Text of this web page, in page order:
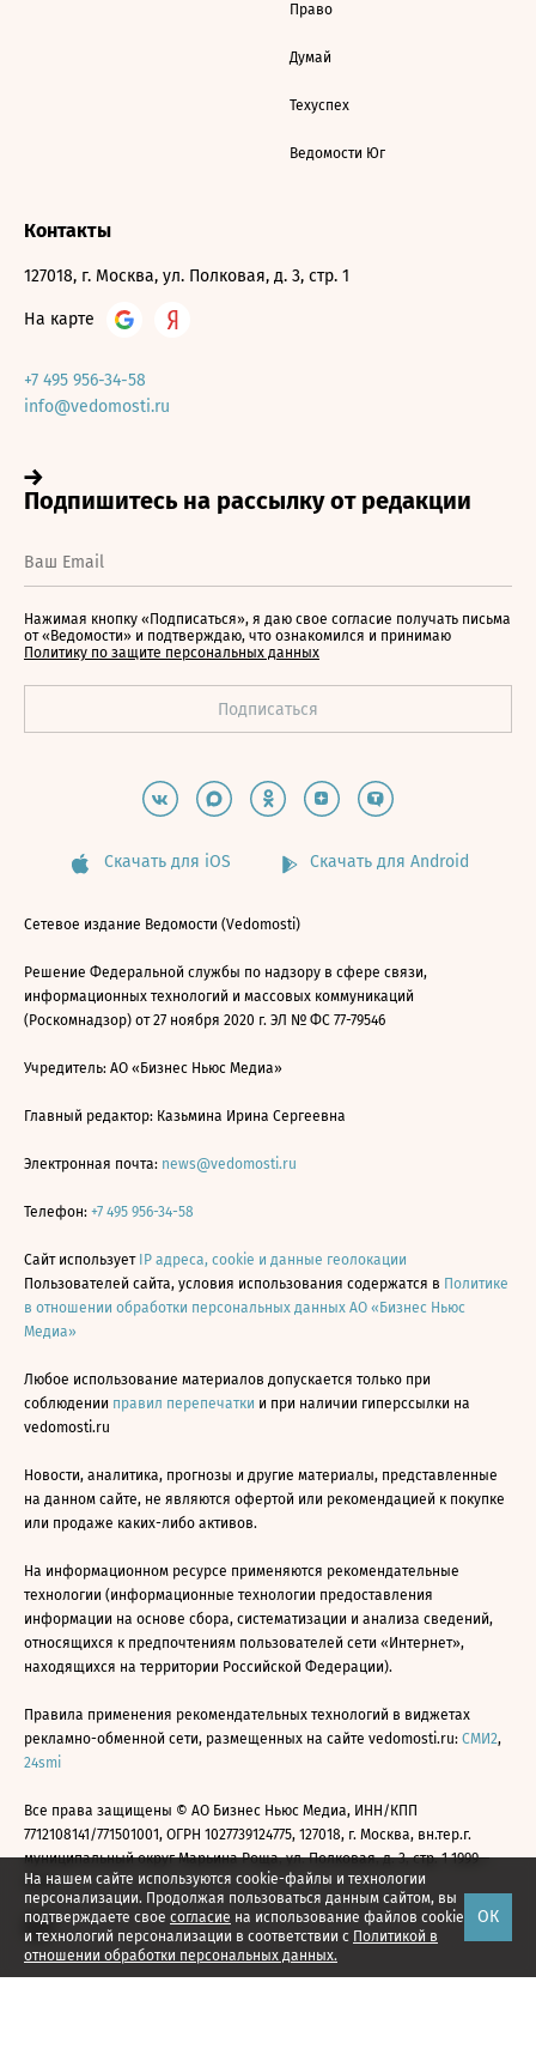
На нашем сайте используются cookie-файлы и технологии
персонализации. Продолжая пользоваться данным сайтом, вы
подтверждаете свое согласие на использование файлов cookie
и технологий персонализации в соответствии с Политикой в
отношении обработки персональных данных.
ОК
Право
Думай
Техуспех
Ведомости Юг
Контакты
127018, г. Москва, ул. Полковая, д. 3, стр. 1
На карте
+7 495 956-34-58
info@vedomosti.ru
Нажимая кнопку «Подписаться», я даю свое согласие получать письма
от «Ведомости» и подтверждаю, что ознакомился и принимаю
Политику по защите персональных данных
Скачать для iOS Скачать для Android
Сетевое издание Ведомости (Vedomosti)
Решение Федеральной службы по надзору в сфере связи,
информационных технологий и массовых коммуникаций
(Роскомнадзор) от 27 ноября 2020 г. ЭЛ № ФС 77-79546
Учредитель: АО «Бизнес Ньюс Медиа»
Главный редактор: Казьмина Ирина Сергеевна
Электронная почта: news@vedomosti.ru
Телефон: +7 495 956-34-58
Сайт использует IP адреса, cookie и данные геолокации
Пользователей сайта, условия использования содержатся в Политике
в отношении обработки персональных данных АО «Бизнес Ньюс
Медиа»
Любое использование материалов допускается только при
соблюдении правил перепечатки и при наличии гиперссылки на
vedomosti.ru
Новости, аналитика, прогнозы и другие материалы, представленные
на данном сайте, не являются офертой или рекомендацией к покупке
или продаже каких-либо активов.
На информационном ресурсе применяются рекомендательные
технологии (информационные технологии предоставления
информации на основе сбора, систематизации и анализа сведений,
относящихся к предпочтениям пользователей сети «Интернет»,
находящихся на территории Российской Федерации).
Правила применения рекомендательных технологий в виджетах
рекламно-обменной сети, размещенных на сайте vedomosti.ru: СМИ2,
24smi
Все права защищены © АО Бизнес Ньюс Медиа, ИНН/КПП
7712108141/771501001, ОГРН 1027739124775, 127018, г. Москва, вн.тер.г.
муниципальный округ Марьина Роща, ул. Полковая, д. 3, стр. 1 1999—
2026